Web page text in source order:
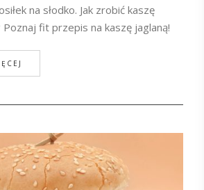
na słodko. Jak zrobić kaszę
Poznaj fit przepis na kaszę jaglaną!